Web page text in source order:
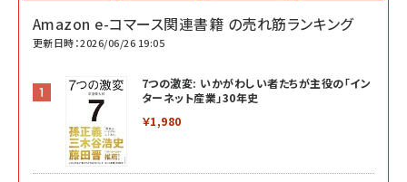
Amazon e-コマース関連書籍 の売れ筋ランキング
更新日時：2026/06/26 19:05
7つの激変: いかがわしい者たちが主役の「イン
ターネット産業」30年史
￥1,980